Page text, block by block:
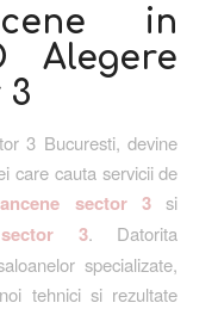
in
Alegere
3
3 Bucuresti, devine
care cauta servicii de
sector 3 si
sector 3. Datorita
specializate,
tehnici si rezultate